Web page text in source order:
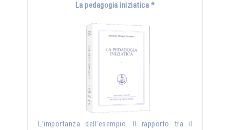
La pedagogia iniziatica *
L’importanza dell’esempio. Il rapporto tra il